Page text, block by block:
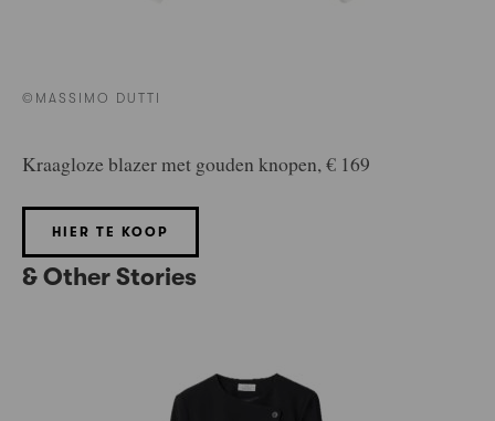
©MASSIMO DUTTI
Kraagloze blazer met gouden knopen, € 169
HIER TE KOOP
& Other Stories